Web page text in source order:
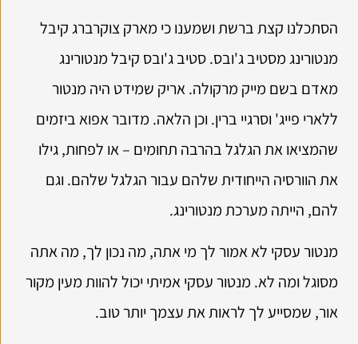
הסתכלנו קצת ברשת ושמענו כי מארק צוקרברג קיבל
מנטורינג מסטיב ג'ובס. סטיב ג'ובס קיבל מנטורינג
מאדם בשם מייק מרקולה. אריק שמידט היה מנטור
ללארי פייג' וסרגיי ברין. וכן הלאה. מדובר אפוא ביזמים
שהמציאו את הגלגל בהרבה תחומים – או לפחות, גילו
את הוורסיה הייחודית שלהם עבור הגלגל שלהם. וגם
להם, הייתה מערכת מנטורינג.
מנטור עסקי לא אמור לך מי אתה, מה נכון לך, מה אתה
מסוגל ומה לא. מנטור עסקי אמיתי יכול להוות מעין מקור
אור, שמסייע לך לראות את עצמך יותר טוב.